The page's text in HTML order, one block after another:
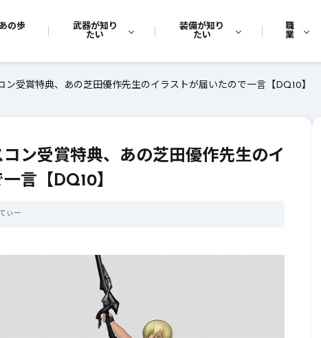
の歩
武器が知り
たい
装備が知り
たい
職
業
ン受賞特典、あの芝田優作先生のイラストが届いたので一言【DQ10】
ン受賞特典、あの芝田優作先生のイ
言【DQ10】
ぃー